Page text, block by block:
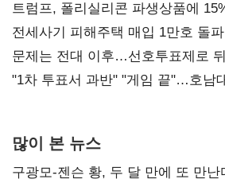
트럼프, 폴리실리콘 파생상품에
재건"
전세사기 피해주택 매입 1만호 돌
4만278명
문제는 전대 이후…선호투표제로
불복'
"1차 투표서 과반" "게임 끝"…호남
많이 본 뉴스
구광모-젠슨 황, 두 달 만에 또 만